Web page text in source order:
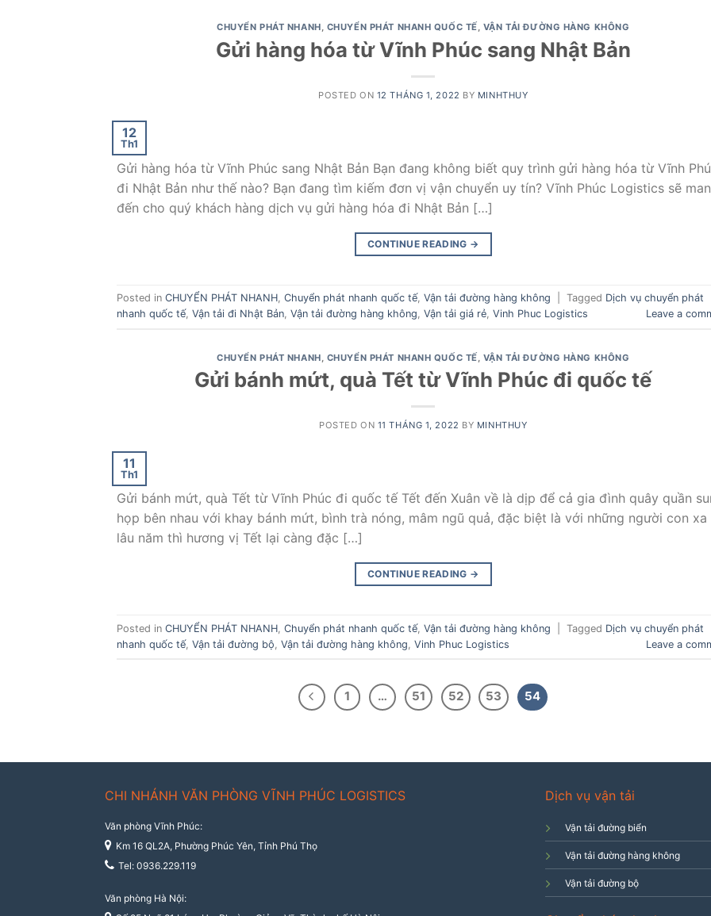
CHUYỂN PHÁT NHANH, CHUYỂN PHÁT NHANH QUỐC TẾ, VẬN TẢI ĐƯỜNG HÀNG KHÔNG
Gửi hàng hóa từ Vĩnh Phúc sang Nhật Bản
POSTED ON 12 THÁNG 1, 2022 BY MINHTHUY
12
Th1
Gửi hàng hóa từ Vĩnh Phúc sang Nhật Bản Bạn đang không biết quy trình gửi hàng hóa từ Vĩnh
đi Nhật Bản như thế nào? Bạn đang tìm kiếm đơn vị vận chuyển uy tín? Vĩnh Phúc Logistics sẽ
đến cho quý khách hàng dịch vụ gửi hàng hóa đi Nhật Bản […]
CONTINUE READING →
Posted in CHUYỂN PHÁT NHANH Chuyển phát nhanh quốc tế Vận tải đường hàng không Tagged Dịch vụ chuyển phát
nhanh quốc tế Vận tải đi Nhật Bản Vận tải đường hàng không Vận tải giá rẻ Vinh Phuc Logistics Leave a
CHUYỂN PHÁT NHANH CHUYỂN PHÁT NHANH QUỐC TẾ VẬN TẢI ĐƯỜNG HÀNG KHÔNG
Gửi bánh mứt, quà Tết từ Vĩnh Phúc đi quốc tế
POSTED ON 11 THÁNG 1, 2022 BY MINHTHUY
11
Th1
Gửi bánh mứt, quà Tết từ Vĩnh Phúc đi quốc tế Tết đến Xuân về là dịp để cả gia đình quây quần
họp bên nhau với khay bánh mứt, bình trà nóng, mâm ngũ quả, đặc biệt là với những người con xa
lâu năm thì hương vị Tết lại càng đặc […]
CONTINUE READING →
Posted in CHUYỂN PHÁT NHANH Chuyển phát nhanh quốc tế, Vận tải đường hàng không Tagged Dịch vụ chuyển phát
nhanh quốc tế, Vận tải đường bộ Vận tải đường hàng không Vinh Phuc Logistics Leave a
1 … 51 52 53 54
CHI NHÁNH VĂN PHÒNG VĨNH PHÚC LOGISTICS
Văn phòng Vĩnh Phúc:
Km 16 QL2A, Phường Phúc Yên, Tỉnh Phú Thọ
Tel: 0936.229.119
Văn phòng Hà Nội:
Dịch vụ vận tải
Vận tải đường biển
Vận tải đường hàng không
Vận tải đường bộ